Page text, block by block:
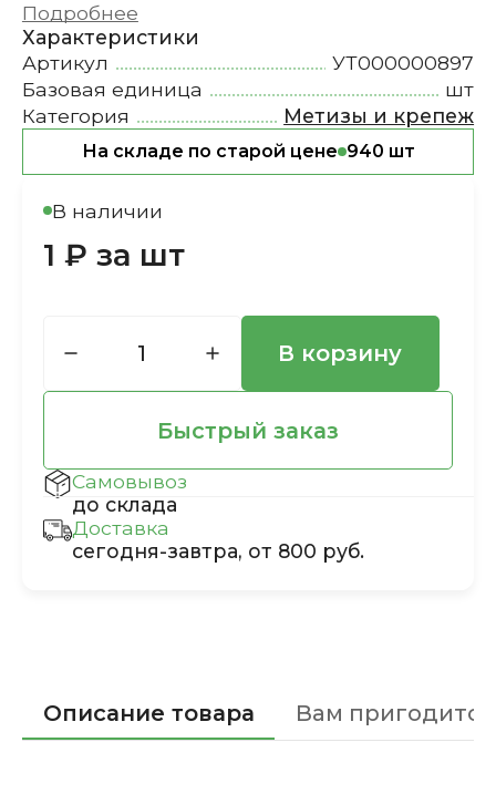
Подробнее
Характеристики
Артикул
УТ000000897
Базовая единица
шт
Категория
Метизы и крепеж
На складе по старой цене 940 шт
В наличии
1 ₽ за шт
В корзину
Быстрый заказ
Самовывоз
до склада
Доставка
сегодня-завтра, от 800 руб.
Описание товара Вам пригодится